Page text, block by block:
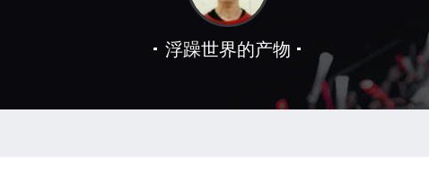
浮躁世界的产物